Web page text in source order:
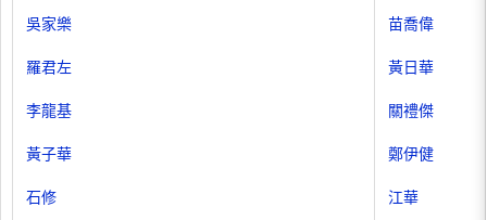
吳家樂
羅君左
李龍基
黃子華
石修
苗喬偉
黃日華
關禮傑
鄭伊健
江華